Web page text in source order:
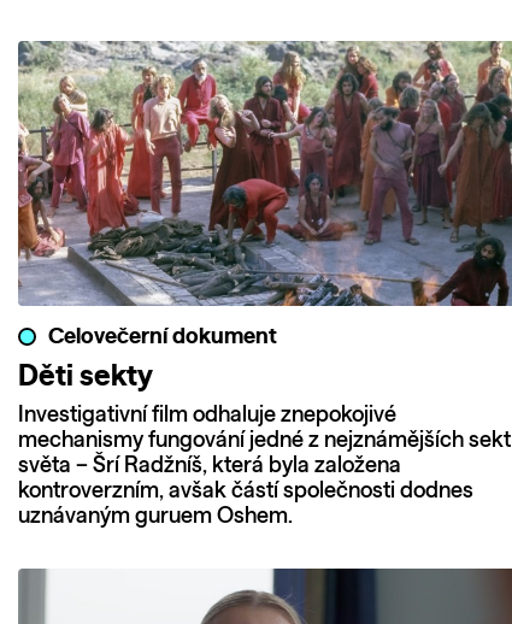
Celovečerní dokument
Děti sekty
Investigativní film odhaluje znepokojivé
mechanismy fungování jedné z nejznámějších sekt
světa – Šrí Radžníš, která byla založena
kontroverzním, avšak částí společnosti dodnes
uznávaným guruem Oshem.